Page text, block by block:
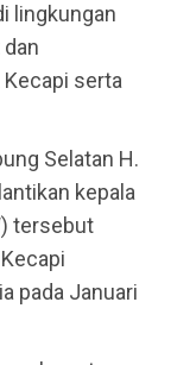
lingkungan
Kecapi serta
Selatan H.
kepala
tersebut
pada Januari